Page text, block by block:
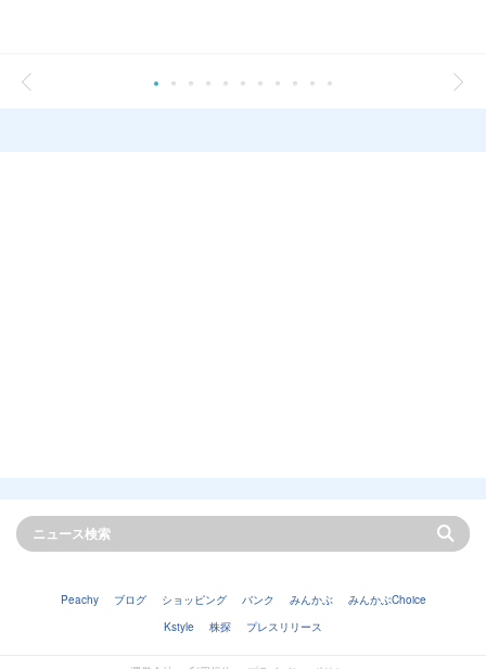
Peachy ブログ ショッピング バンク みんかぶ
みんかぶChoice
Kstyle
株探 プレスリリース